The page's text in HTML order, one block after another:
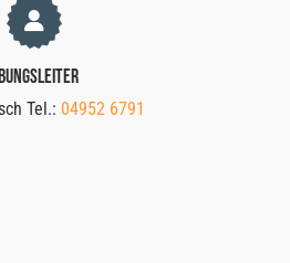
Tel.: 04952 6791